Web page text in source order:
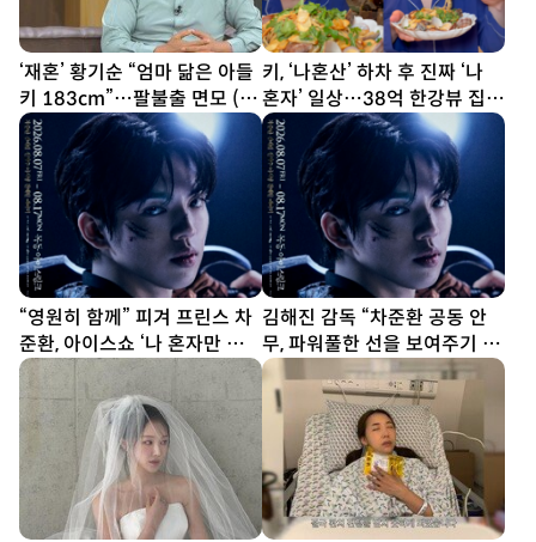
‘재혼’ 황기순 “엄마 닮은 아들
키 183cm”…팔불출 면모 (데
이앤나잇)
키, ‘나혼산’ 하차 후 진짜 ‘나
혼자’ 일상…38억 한강뷰 집서
요리 [SD셀픽]
“영원히 함께” 피겨 프린스 차
준환, 아이스쇼 ‘나 혼자만 레벨
업’ 출격 (종합)[DA현장]
김해진 감독 “차준환 공동 안
무, 파워풀한 선을 보여주기 위
해 노력”